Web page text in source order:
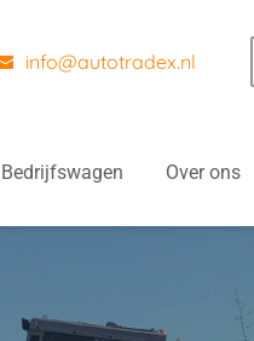
info@autotradex.nl
Bedrijfswagen Over ons